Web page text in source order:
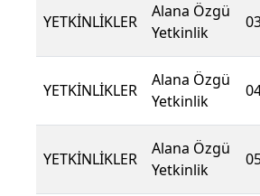
YETKİNLİKLER
Alana Özgü
Yetkinlik
YETKİNLİKLER
Alana Özgü
Yetkinlik
YETKİNLİKLER
Alana Özgü
Yetkinlik